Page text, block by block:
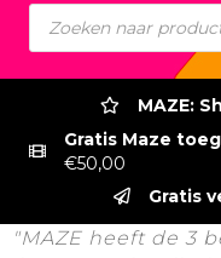
Producten
zoeken
MAZE:
Gratis Maze
€50,00
Gratis
"MAZE heeft de 3